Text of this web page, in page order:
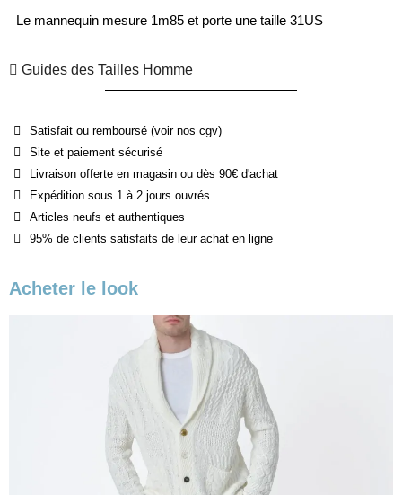
Le mannequin mesure 1m85 et porte une taille 31US
Guides des Tailles Homme
Satisfait ou remboursé (voir nos cgv)
Site et paiement sécurisé
Livraison offerte en magasin ou dès 90€ d'achat
Expédition sous 1 à 2 jours ouvrés
Articles neufs et authentiques
95% de clients satisfaits de leur achat en ligne
Acheter le look